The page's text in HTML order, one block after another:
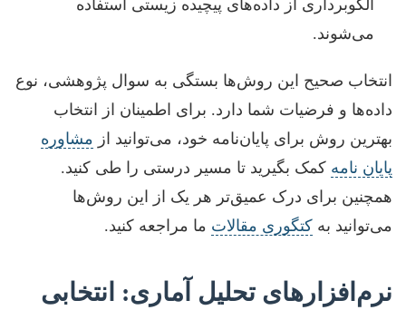
الگوبرداری از داده‌های پیچیده زیستی استفاده
می‌شوند.
انتخاب صحیح این روش‌ها بستگی به سوال پژوهشی، نوع
داده‌ها و فرضیات شما دارد. برای اطمینان از انتخاب
بهترین روش برای پایان‌نامه خود، می‌توانید از مشاوره
پایان نامه کمک بگیرید تا مسیر درستی را طی کنید.
همچنین برای درک عمیق‌تر هر یک از این روش‌ها
می‌توانید به کتگوری مقالات ما مراجعه کنید.
نرم‌افزارهای تحلیل آماری: انتخابی